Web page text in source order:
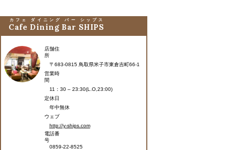
Cafe Dining Bar SHIPS
カフェ ダイニング バー シップス
店舗住
所
〒683-0815 鳥取県米子市東倉吉町66-1
営業時
間
11：30 – 23:30(L.O,23:00)
定休日
年中無休
ウェブ
http://y-ships.com
電話番
号
0859-22-8525